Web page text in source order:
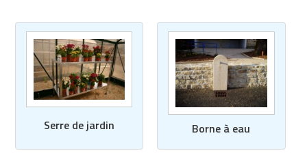
Serre de jardin Borne à eau